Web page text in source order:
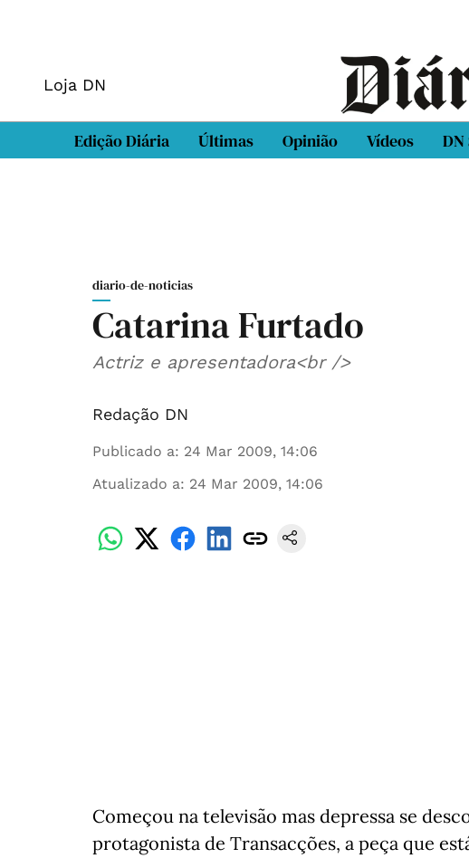
Loja DN
Edição Diária Últimas Opinião Vídeos
diario-de-noticias
Catarina Furtado
Actriz e apresentadora<br />
Redação DN
Publicado a: 24 Mar 2009, 14:06
Atualizado a: 24 Mar 2009, 14:06
Começou na televisão mas depressa se
protagonista de Transacções, a peça que